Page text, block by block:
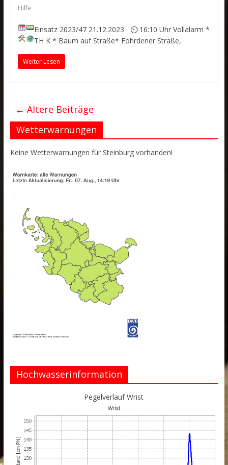
Hilfe
Einsatz 2023/47 21.12.2023 ⏲ 16:10 Uhr Vollalarm *
TH K * Baum auf Straße* Föhrdener Straße,
Weiter Lesen
← Ältere Beiträge
Wetterwarnungen
Keine Wetterwarnungen für Steinburg vorhanden!
Hochwasserinformation
Pegelverlauf Wrist